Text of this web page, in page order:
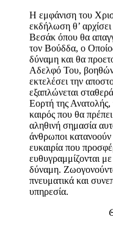
Η εμφάνιση του
εκδήλωση θ’
Βεσάκ όπου θα
τον Βούδδα, ο
δύναμη και θα
Αδελφό Του,
εκτελέσει την
εξαπλώνεται
Εορτή της
καιρός που θα
αληθινή σημασία
άνθρωποι
ευκαιρία που
ευθυγραμμίζονται με
δύναμη.
πνευματικά και
υπηρεσία.